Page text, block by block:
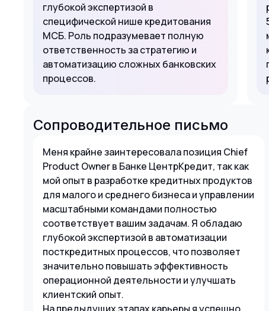
глубокой экспертизой в
специфической нише кредитования
МСБ. Роль подразумевает полную
ответственность за стратегию и
автоматизацию сложных банковских
процессов.
Сопроводительное письмо
Меня крайне заинтересовала позиция Chief
Product Owner в Банке ЦентрКредит, так как
мой опыт в разработке кредитных продуктов
для малого и среднего бизнеса и управлении
масштабными командами полностью
соответствует вашим задачам. Я обладаю
глубокой экспертизой в автоматизации
посткредитных процессов, что позволяет
значительно повышать эффективность
операционной деятельности и улучшать
клиентский опыт.